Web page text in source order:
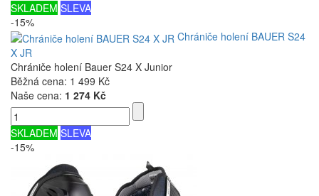
SKLADEM SLEVA
-15%
Chrániče holení BAUER S24
X JR
Chrániče holení Bauer S24 X Junior
Běžná cena: 1 499 Kč
Naše cena: 1 274 Kč
SKLADEM SLEVA
-15%